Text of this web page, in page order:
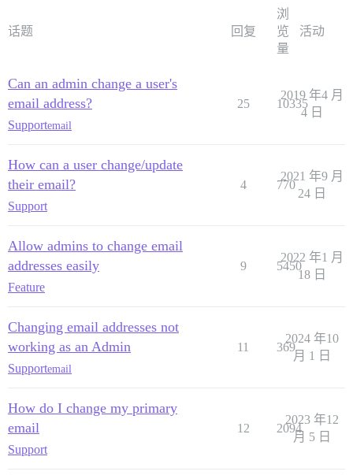
话题 回复
浏
览
量
活动
Can an admin change a user's
email address?
Supportemail
25 10335
2019 年4 月
4 日
How can a user change/update
their email?
Support
4 770
2021 年9 月
24 日
Allow admins to change email
addresses easily
Feature
9 5450
2022 年1 月
18 日
Changing email addresses not
working as an Admin
Supportemail
11 369
2024 年10
月 1 日
How do I change my primary
email
Support
12 2094
2023 年12
月 5 日